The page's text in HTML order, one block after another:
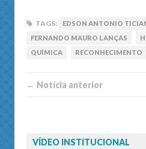
TAGS:
EDSON ANTONIO
FERNANDO MAURO LANÇAS
QUÍMICA
RECONHECIMENTO
← Notí­cia anterior
VÍDEO INSTITUCIONAL